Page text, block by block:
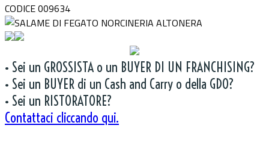
CODICE 009634
• Sei un GROSSISTA o un BUYER DI UN FRANCHISING?
• Sei un BUYER di un Cash and Carry o della GDO?
• Sei un RISTORATORE?
Contattaci cliccando qui.